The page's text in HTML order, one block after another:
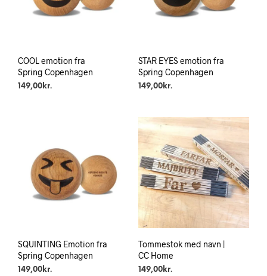
COOL emotion fra
Spring Copenhagen
149,00 kr.
STAR EYES emotion fra
Spring Copenhagen
149,00kr.
SQUINTING Emotion fra
Spring Copenhagen
149,00 kr.
Tommestok med navn |
CC Home
149,00kr.